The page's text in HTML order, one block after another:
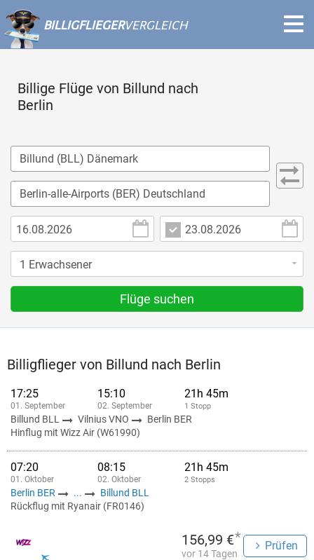
BILLIGFLIEGERVERGLEICH
Billige Flüge von Billund nach
Berlin
Flüge suchen
Billigflieger von Billund nach Berlin
17:25
01. September
15:10
02. September
21h 45m
1 Stopp
Billund BLL Vilnius VNO
Berlin BER
Hinflug mit Wizz Air (W61990)
07:20
01. Oktober
08:15
02. Oktober
21h 45m
2 Stopps
Berlin BER ...
Billund BLL
Rückflug mit Ryanair (FR0146)
156,99 €*
vor 14 Tagen
Prüfen